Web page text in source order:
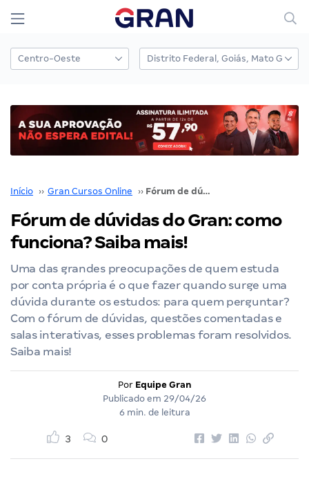
Início ›› Gran Cursos Online ›› Fórum de dúvidas do Gran: como funciona? Saiba mais!
Fórum de dúvidas do Gran: como
funciona? Saiba mais!
Uma das grandes preocupações de quem estuda
por conta própria é o que fazer quando surge uma
dúvida durante os estudos: para quem perguntar?
Com o fórum de dúvidas, questões comentadas e
salas interativas, esses problemas foram resolvidos.
Saiba mais!
Por Equipe Gran
Publicado em 29/04/26
6 min. de leitura
3 0